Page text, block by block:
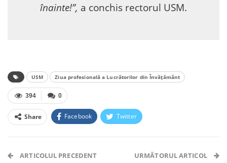
înainte!”, a conchis rectorul USM.
USM Ziua profesională a Lucrătorilor din Învățământ
0
394
Share Facebook Twitter
Telegram WhatsApp Viber
ARTICOLUL PRECEDENT URMĂTORUL ARTICOL